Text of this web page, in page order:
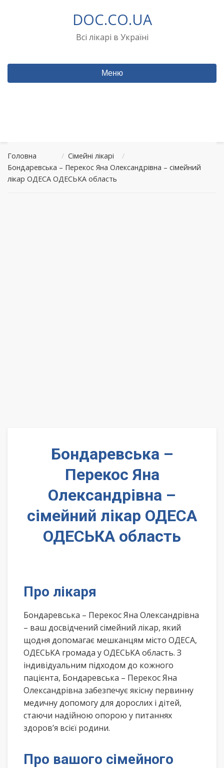
DOC.CO.UA
Всі лікарі в Україні
Меню
Головна / Сімейні лікарі
/
Бондаревська – Перекос Яна Олександрівна – сімейний
лікар ОДЕСА ОДЕСЬКА область
Бондаревська –
Перекос Яна
Олександрівна –
сімейний лікар ОДЕСА
ОДЕСЬКА область
Про лікаря
Бондаревська – Перекос Яна Олександрівна
– ваш досвідчений сімейний лікар, який
щодня допомагає мешканцям місто ОДЕСА,
ОДЕСЬКА громада у ОДЕСЬКА область. З
індивідуальним підходом до кожного
пацієнта, Бондаревська – Перекос Яна
Олександрівна забезпечує якісну первинну
медичну допомогу для дорослих і дітей,
стаючи надійною опорою у питаннях
здоров’я всієї родини.
Про вашого сімейного